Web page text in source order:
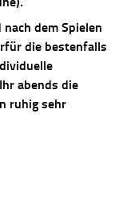
dem Spielen
die bestenfalls
abends die
ruhig sehr